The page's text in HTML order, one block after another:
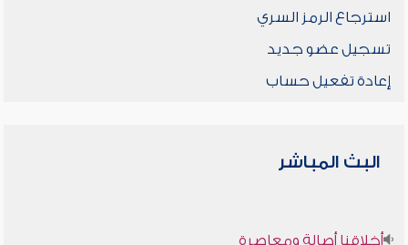
استرجاع الرمز السري
تسجيل عضو جديد
إعادة تفعيل حساب
البث المباشر
أخلاقنا أصالة ومعاصرة